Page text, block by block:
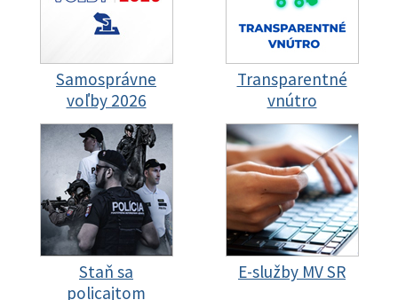
Samosprávne
voľby 2026
Transparentné
vnútro
Staň sa
policajtom
E-služby MV SR